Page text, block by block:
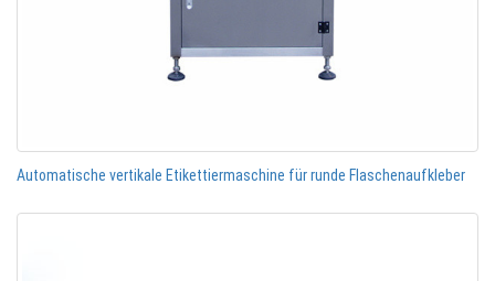
Automatische vertikale Etikettiermaschine für runde Flaschenaufkleber